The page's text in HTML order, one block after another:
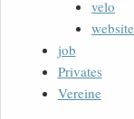
velo
website
job
Privates
Vereine